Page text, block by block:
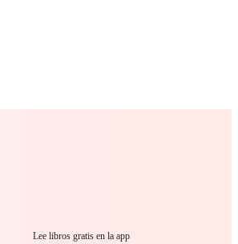
Lee libros gratis en la app